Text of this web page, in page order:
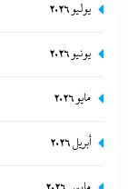
مصر تتجه لإسناد
135 مليار جنيه
يوليو 2026
يونيو 2026
مايو 2026
أبريل 2026